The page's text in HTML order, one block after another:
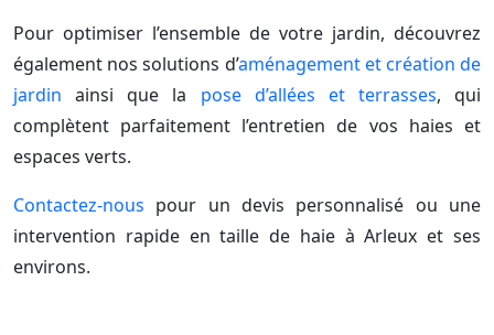
Pour optimiser l’ensemble de votre jardin, découvrez
également nos solutions d’aménagement et création de
jardin ainsi que la pose d’allées et terrasses, qui
complètent parfaitement l’entretien de vos haies et
espaces verts.
Contactez-nous pour un devis personnalisé ou une
intervention rapide en taille de haie à Arleux et ses
environs.